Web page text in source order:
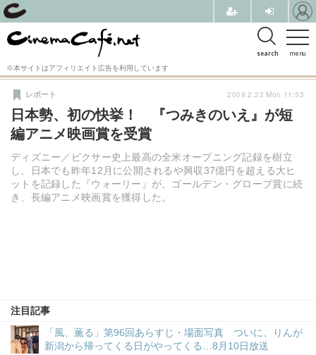
menu
search
※本サイトはアフィリエイト広告を利用しています
日本勢、初の快挙！ 『つみきのいえ』が短
編アニメ映画賞を受賞
ディズニー／ピクサー史上最高の全米オープニング記録を樹立
し、日本でも昨年12月に公開されるや興収37億円を超える大ヒ
ットを記録した『ウォーリー』が、ゴールデン・グローブ賞に続
き、長編アニメ映画賞を獲得した。
レポート
注目記事
「風、薫る」第96回あらすじ・場面写真 ついに、りんが
新潟から帰ってくる日がやってくる…8月10日放送
2009.2.23 Mon 11:33